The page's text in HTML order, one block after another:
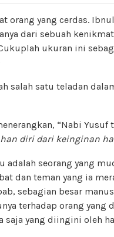
orang yang cerdas.
dari sebuah
ukuran ini
salah satu teladan
“Nabi Yusuf
diri dari keinginan
adalah seorang yang
dan teman yang ia
sebagian besar
terhadap orang
saja yang diingini oleh